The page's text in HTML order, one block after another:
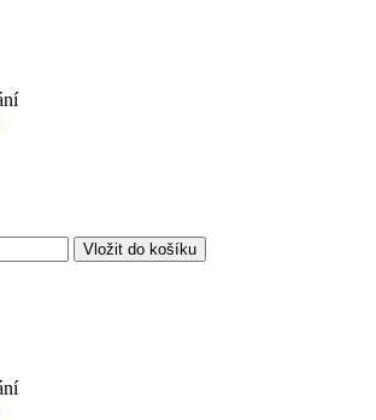
Vložit do košíku